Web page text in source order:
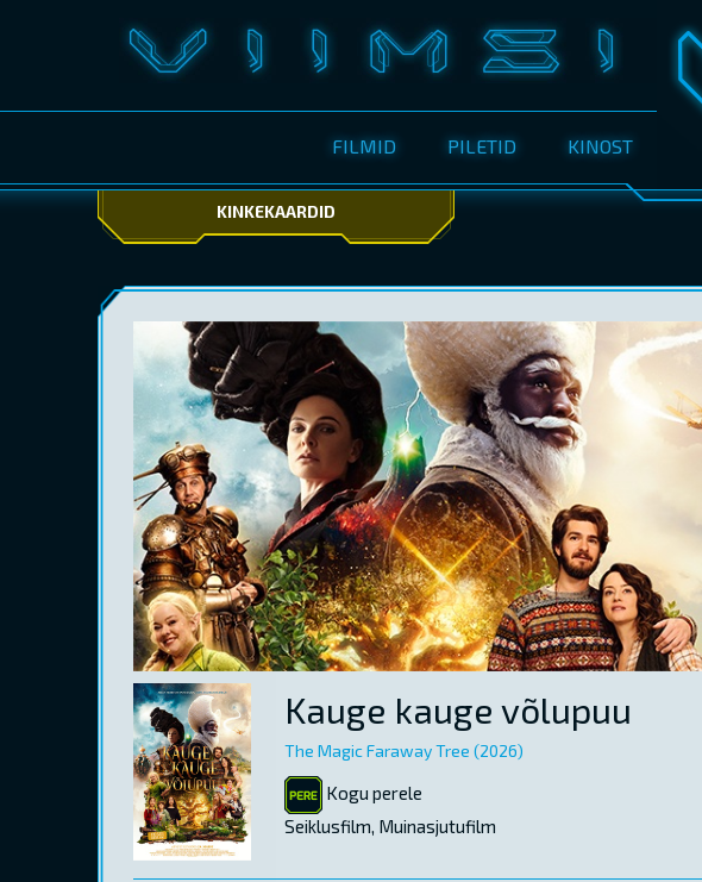
FILMID PILETID KINOST
KINKEKAARDID
Kauge kauge võlupuu
The Magic Faraway Tree (2026)
Kogu perele
Seiklusfilm, Muinasjutufilm